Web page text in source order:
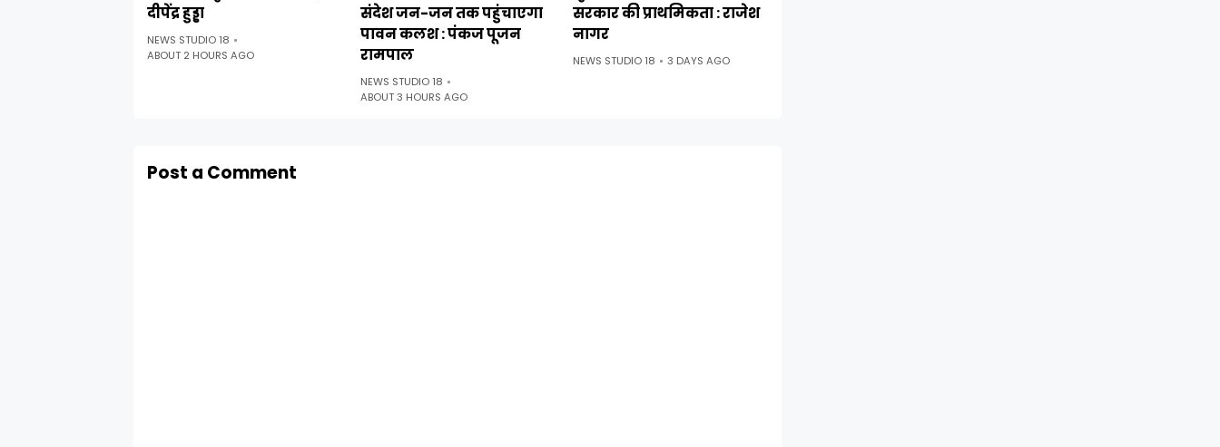
दीपेंद्र हुड्डा
NEWS STUDIO 18
ABOUT 2 HOURS AGO
संदेश जन-जन तक पहुंचाएगा
पावन कलश : पंकज पूजन
रामपाल
NEWS STUDIO 18
ABOUT 3 HOURS AGO
सरकार की प्राथमिकता : राजेश
नागर
NEWS STUDIO 18 3 DAYS AGO
Post a Comment